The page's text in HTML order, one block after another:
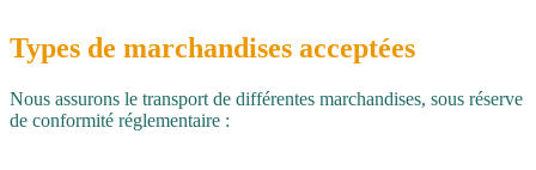
Types de marchandises acceptées
Nous assurons le transport de différentes marchandises, sous réserve
de conformité réglementaire :